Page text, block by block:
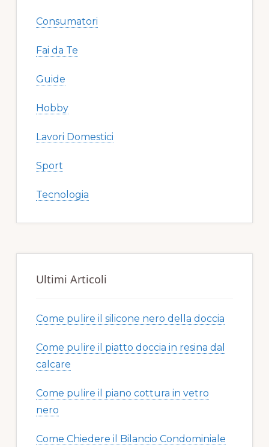
Consumatori
Fai da Te
Guide
Hobby
Lavori Domestici
Sport
Tecnologia
Ultimi Articoli
Come pulire il silicone nero della doccia​​
Come pulire il piatto doccia in resina dal
calcare​​
Come pulire il piano cottura in vetro
nero​​
Come Chiedere il Bilancio Condominiale